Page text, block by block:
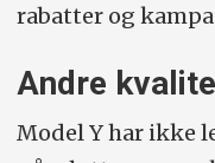
rabatter og
Andre
Model Y har ikke